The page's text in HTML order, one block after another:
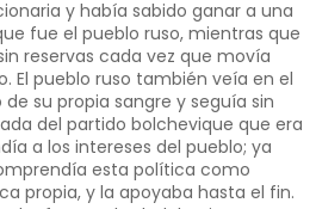
y había sabido ganar a una
fue el pueblo ruso, mientras que
reservas cada vez que movía
El pueblo ruso también veía en el
su propia sangre y seguía sin
del partido bolchevique que era
a los intereses del pueblo; ya
esta política como
propia, y la apoyaba hasta el fin.